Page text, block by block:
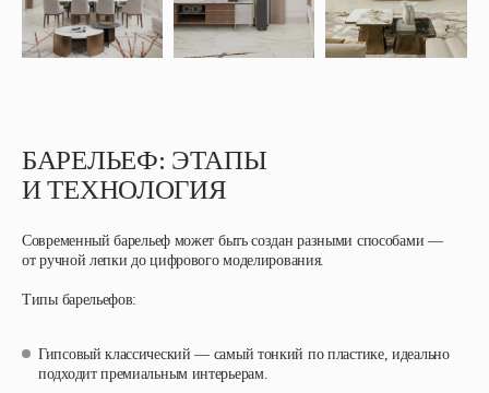
БАРЕЛЬЕФ: ЭТАПЫ
И ТЕХНОЛОГИЯ
Современный барельеф может быть создан разными способами —
от ручной лепки до цифрового моделирования.
Типы барельефов:
Гипсовый классический — самый тонкий по пластике, идеально
подходит премиальным интерьерам.